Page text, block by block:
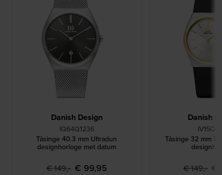
Danish Design
IQ64Q1236
Tåsinge 40.3 mm Ultradun
designhorloge met datum
€ 149,- € 99,95
Danish
Tåsinge 32 mm
€ 149,- €